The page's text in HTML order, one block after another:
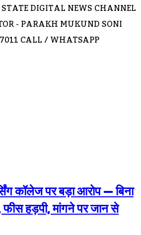
DIGITAL NEWS CHANNEL
- PARAKH MUKUND SONI
CALL / WHATSAPP
कॉलेज पर बड़ा आरोप — बिना
फीस हड़पी, मांगने पर जान से